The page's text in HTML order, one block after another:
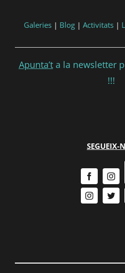
Galeries| Blog| Activitats|
Apunta’ta la newsletter
!!!
SEGUEIX-